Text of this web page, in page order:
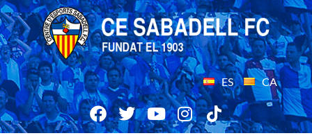
ES CA